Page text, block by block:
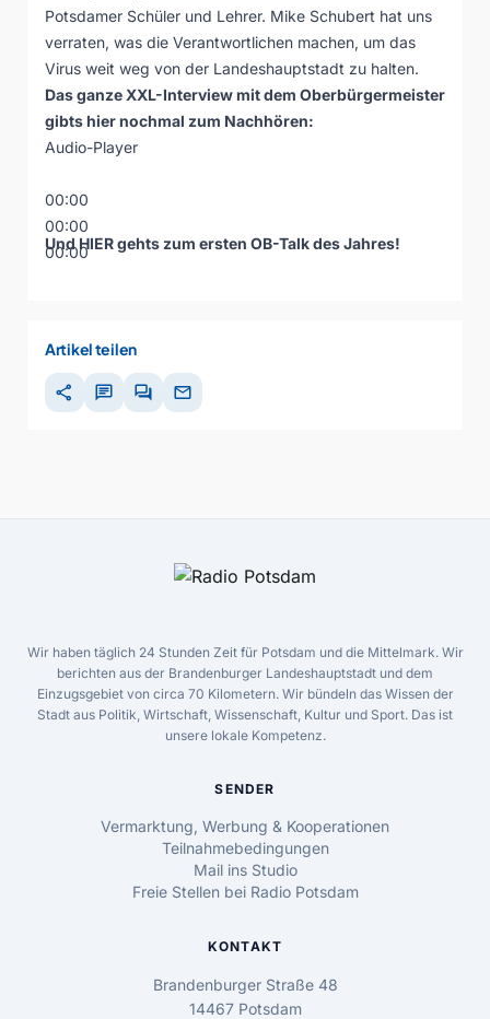
Potsdamer Schüler und Lehrer. Mike Schubert hat uns
verraten, was die Verantwortlichen machen, um das
Virus weit weg von der Landeshauptstadt zu halten.
Das ganze XXL-Interview mit dem Oberbürgermeister
gibts hier nochmal zum Nachhören:
Audio-Player
00:00
00:00
00:00
UndHIERgehts zum ersten OB-Talk des Jahres!
Artikel teilen
share chat forum mail
Wir haben täglich 24 Stunden Zeit für Potsdam und die Mittelmark. Wir
berichten aus der Brandenburger Landeshauptstadt und dem
Einzugsgebiet von circa 70 Kilometern. Wir bündeln das Wissen der
Stadt aus Politik, Wirtschaft, Wissenschaft, Kultur und Sport. Das ist
unsere lokale Kompetenz.
SENDER
Vermarktung, Werbung & Kooperationen
Teilnahmebedingungen
Mail ins Studio
Freie Stellen bei Radio Potsdam
KONTAKT
Brandenburger Straße 48
14467 Potsdam